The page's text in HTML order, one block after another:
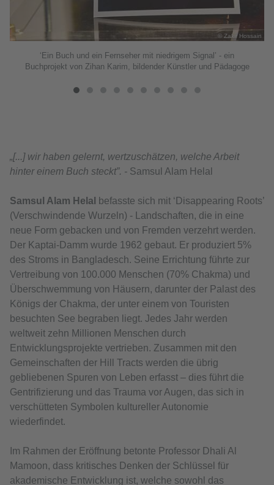
© Zakir Hossain
‘Ein Buch und ein Fernseher mit niedrigem Signal’ - ein
Buchprojekt von Zihan Karim, bildender Künstler und Pädagoge
„[...] wir haben gelernt, wertzuschätzen, welche Arbeit
hinter einem Buch steckt”. - Samsul Alam Helal
Samsul Alam Helal
befasste sich mit ‘Disappearing Roots’
(Verschwindende Wurzeln) - Landschaften, die in eine
neue Form gebacken und von Fremden verzehrt werden.
Der Kaptai-Damm wurde 1962 gebaut. Er produziert 5%
des Stroms in Bangladesch. Seine Errichtung führte zur
Vertreibung von 100.000 Menschen (70% Chakma) und
Überschwemmung von Häusern, darunter der Palast des
Königs der Chakma, der unter einem von Touristen
besuchten See begraben liegt. Jedes Jahr werden
weltweit zehn Millionen Menschen durch
Entwicklungsprojekte vertrieben. Zusammen mit den
Gemeinschaften der Hill Tracts werden die übrig
gebliebenen Spuren von Leben erfasst – dies führt die
Gentrifizierung und das Trauma vor Augen, das sich in
verschütteten Symbolen kultureller Autonomie
wiederfindet.
Im Rahmen der Eröffnung betonte Professor Dhali Al
Mamoon, dass kritisches Denken der Schlüssel für
akademische Entwicklung ist, welche sowohl das